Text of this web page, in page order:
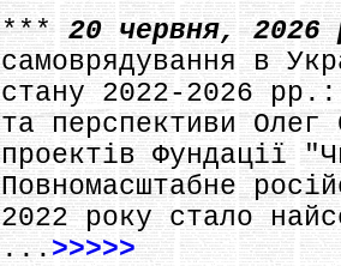
***20 червня,
самоврядування в
стану 2022-2026
та перспективи Олег
проектів Фундації
Повномасштабне
2022 року стало
...>>>>>